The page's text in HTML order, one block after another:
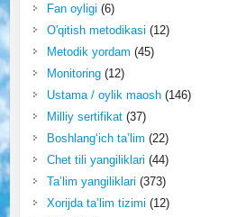
Fan oyligi (6)
O'qitish metodikasi (12)
Metodik yordam (45)
Monitoring(12)
Ustama / oylik maosh(146)
Milliy sertifikat(37)
Boshlang‘ich ta’lim (22)
Chet tili yangiliklari (44)
Ta’lim yangiliklari (373)
Xorijda ta’lim tizimi (12)